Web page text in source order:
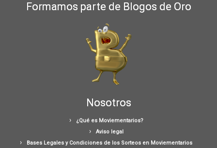
Formamos parte de Blogos de Oro
Nosotros
¿Qué es Moviementarios?
Aviso legal
Bases Legales y Condiciones de los Sorteos en Moviementarios